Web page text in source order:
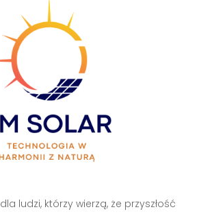
ludzi, którzy wierzą, że przyszłość